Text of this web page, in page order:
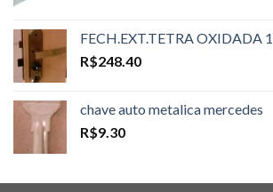
FECH.EXT.TETRA OXIDADA
R$248.40
chave auto metalica mercedes
R$9.30